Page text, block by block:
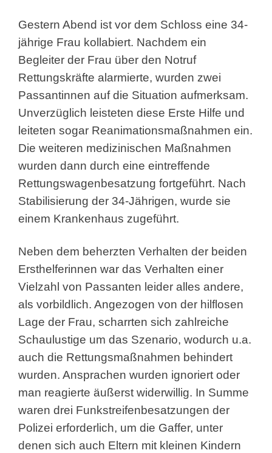
Gestern Abend ist vor dem Schloss eine 34-
jährige Frau kollabiert. Nachdem ein
Begleiter der Frau über den Notruf
Rettungskräfte alarmierte, wurden zwei
Passantinnen auf die Situation aufmerksam.
Unverzüglich leisteten diese Erste Hilfe und
leiteten sogar Reanimationsmaßnahmen ein.
Die weiteren medizinischen Maßnahmen
wurden dann durch eine eintreffende
Rettungswagenbesatzung fortgeführt. Nach
Stabilisierung der 34-Jährigen, wurde sie
einem Krankenhaus zugeführt.
Neben dem beherzten Verhalten der beiden
Ersthelferinnen war das Verhalten einer
Vielzahl von Passanten leider alles andere,
als vorbildlich. Angezogen von der hilflosen
Lage der Frau, scharrten sich zahlreiche
Schaulustige um das Szenario, wodurch u.a.
auch die Rettungsmaßnahmen behindert
wurden. Ansprachen wurden ignoriert oder
man reagierte äußerst widerwillig. In Summe
waren drei Funkstreifenbesatzungen der
Polizei erforderlich, um die Gaffer, unter
denen sich auch Eltern mit kleinen Kindern